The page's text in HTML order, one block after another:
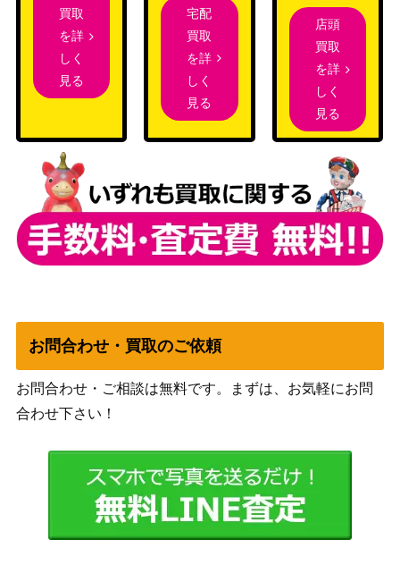
151）
クセロシキのたくらみ（S
R）【SV6a 086/064】
スカーレット＆バイオ
レット
（ナイトワンダラー）
ゼイユ（SR）【SV6 123/
101】
スカーレット＆バイオ
500
バンギラスV （SR）【s5l
077/070】
（一撃マスター）
6,000
センパイとコウハイ（PR
OMO）【XY-P 20th】
XY・XY BREAK
（20th Anniversary）
20,000
205/165】
（ポケモンカード
151）
リーフィアGX（PROM
O）【268/SM-P】
サン&ムーン
（PROMO）
6,000
「ロケット団」）
グラビティーマウンテン
（UR）【SV8 138/106】
スカーレット＆バイオ
レット
（超電ブレイカー）
買取
を詳
しく
見る
宅配
買取
を詳
しく
見る
店頭
買取
を詳
しく
見る
お問合わせ・買取のご依頼
お問合わせ・ご相談は無料です。まずは、お気軽にお問
合わせ下さい！